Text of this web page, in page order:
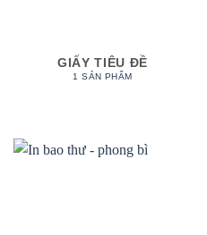
GIẤY TIÊU ĐỀ
1 SẢN PHẨM